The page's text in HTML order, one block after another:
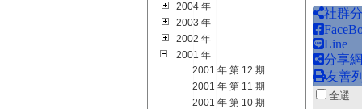
2004 年
2003 年
2002 年
2001 年
2001 年 第 12 期
2001 年 第 11 期
2001 年 第 10 期
社群
Line
分享
友善
全選